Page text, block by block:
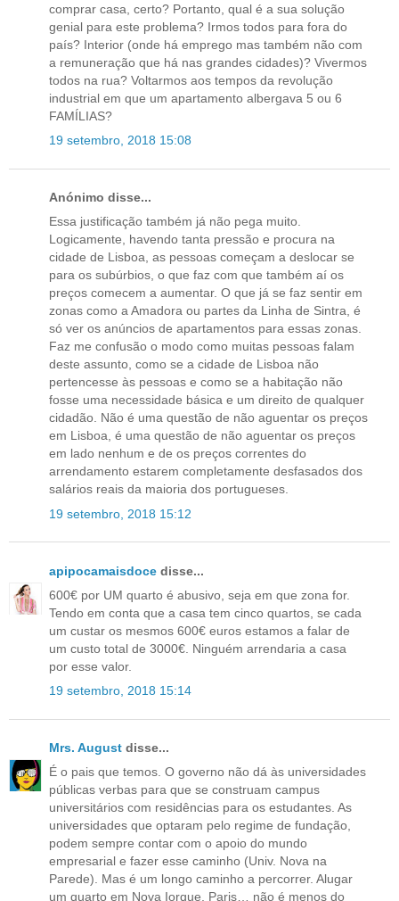
comprar casa, certo? Portanto, qual é a sua solução
genial para este problema? Irmos todos para fora do
país? Interior (onde há emprego mas também não com
a remuneração que há nas grandes cidades)? Vivermos
todos na rua? Voltarmos aos tempos da revolução
industrial em que um apartamento albergava 5 ou 6
FAMÍLIAS?
19 setembro, 2018 15:08
Anónimo disse...
Essa justificação também já não pega muito.
Logicamente, havendo tanta pressão e procura na
cidade de Lisboa, as pessoas começam a deslocar se
para os subúrbios, o que faz com que também aí os
preços comecem a aumentar. O que já se faz sentir em
zonas como a Amadora ou partes da Linha de Sintra, é
só ver os anúncios de apartamentos para essas zonas.
Faz me confusão o modo como muitas pessoas falam
deste assunto, como se a cidade de Lisboa não
pertencesse às pessoas e como se a habitação não
fosse uma necessidade básica e um direito de qualquer
cidadão. Não é uma questão de não aguentar os preços
em Lisboa, é uma questão de não aguentar os preços
em lado nenhum e de os preços correntes do
arrendamento estarem completamente desfasados dos
salários reais da maioria dos portugueses.
19 setembro, 2018 15:12
apipocamaisdoce disse...
600€ por UM quarto é abusivo, seja em que zona for.
Tendo em conta que a casa tem cinco quartos, se cada
um custar os mesmos 600€ euros estamos a falar de
um custo total de 3000€. Ninguém arrendaria a casa
por esse valor.
19 setembro, 2018 15:14
Mrs. August disse...
É o pais que temos. O governo não dá às universidades
públicas verbas para que se construam campus
universitários com residências para os estudantes. As
universidades que optaram pelo regime de fundação,
podem sempre contar com o apoio do mundo
empresarial e fazer esse caminho (Univ. Nova na
Parede). Mas é um longo caminho a percorrer. Alugar
um quarto em Nova Iorque, Paris… não é menos do